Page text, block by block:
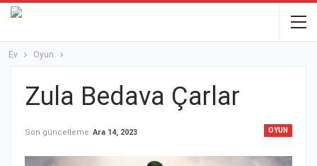
Ev Oyun
Zula Bedava Çarlar
OYUN
Son güncelleme Ara 14, 2023